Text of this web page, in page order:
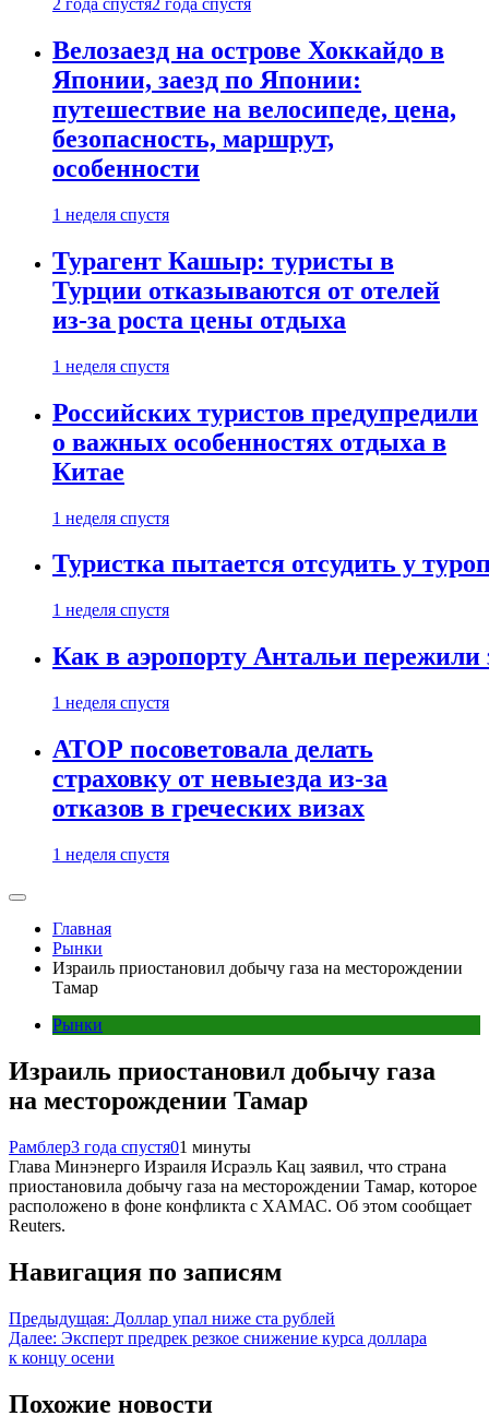
2 года спустя2 года спустя
Велозаезд на острове Хоккайдо в
Японии, заезд по Японии:
путешествие на велосипеде, цена,
безопасность, маршрут,
особенности
1 неделя спустя
Турагент Кашыр: туристы в
Турции отказываются от отелей
из-за роста цены отдыха
1 неделя спустя
Российских туристов предупредили
о важных особенностях отдыха в
Китае
1 неделя спустя
Туристка пытается отсудить у
1 неделя спустя
Как в аэропорту Антальи
1 неделя спустя
АТОР посоветовала делать
страховку от невыезда из-за
отказов в греческих визах
1 неделя спустя
Главная
Рынки
Израиль приостановил добычу газа на месторождении
Тамар
Рынки
Израиль приостановил добычу газа
на месторождении Тамар
Рамблер3 года спустя01 минуты
Глава Минэнерго Израиля Исраэль Кац заявил, что страна
приостановила добычу газа на месторождении Тамар, которое
расположено в фоне конфликта с ХАМАС. Об этом сообщает
Reuters.
Навигация по записям
Предыдущая: Доллар упал ниже ста рублей
Далее: Эксперт предрек резкое снижение курса доллара
к концу осени
Похожие новости